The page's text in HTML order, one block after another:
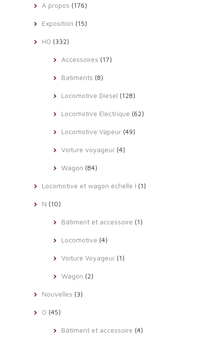
A propos (176)
Exposition (15)
HO (332)
Accessoires (17)
Batiments (8)
Locomotive Diesel (128)
Locomotive Electrique (62)
Locomotive Vapeur (49)
Voiture voyageur (4)
Wagon (84)
Locomotive et wagon échelle I (1)
N (10)
Bâtiment et accessoire (1)
Locomotive (4)
Voiture Voyageur (1)
Wagon (2)
Nouvelles (3)
O (45)
Bâtiment et accessoire (4)